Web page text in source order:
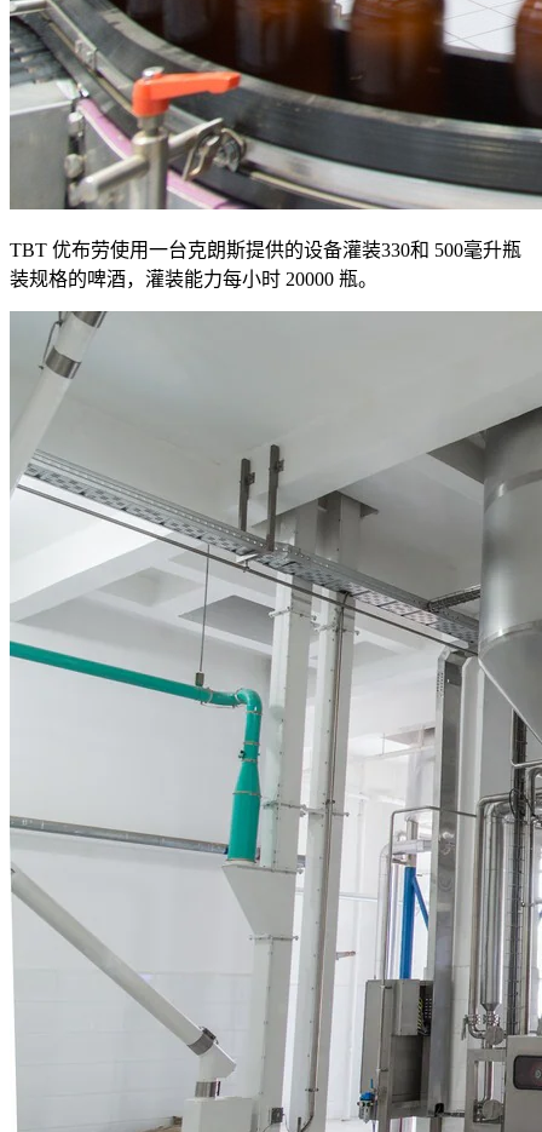
TBT 优布劳使用一台克朗斯提供的设备灌装330和 500毫升瓶
装规格的啤酒，灌装能力每小时 20000 瓶。